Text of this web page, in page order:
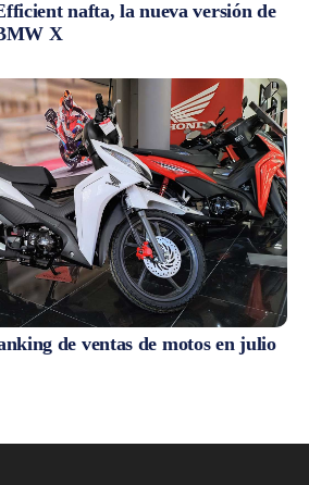
nafta, la nueva versión de
X
de ventas de motos en julio